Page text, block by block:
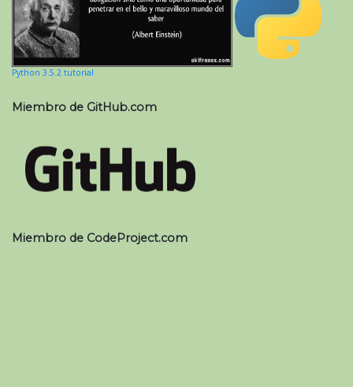
Python 3.5.2 tutorial
Miembro de GitHub.com
Miembro de CodeProject.com